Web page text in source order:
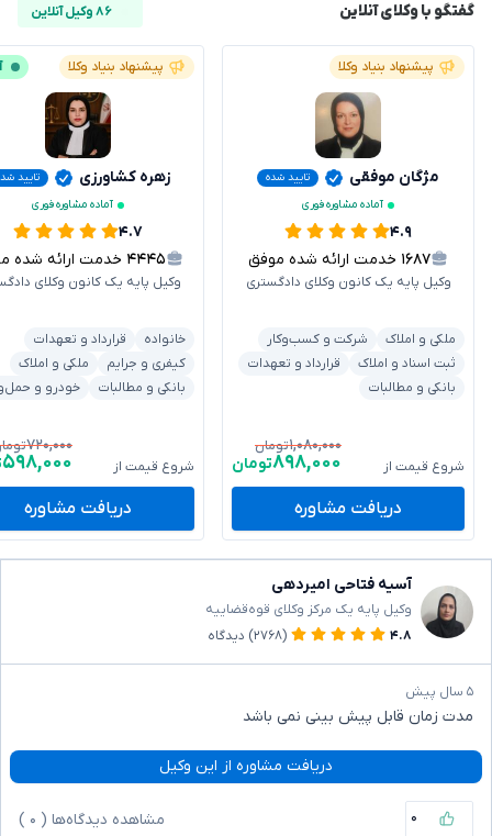
گفتگو با وکلای آنلاین ۸۶ وکیل آنلاین
پیشنهاد بنیاد وکلا
مژگان موفقی
تایید شده
آماده مشاوره فوری
۴.۹
۱۶۸۷ خدمت ارائه شده موفق
وکیل پایه یک کانون وکلای دادگستری
ملکی و املاک
شرکت و کسب‌وکار
ثبت اسناد و املاک
قرارداد و تعهدات
بانکی و مطالبات
شروع قیمت از
۱,۰۸۰,۰۰۰تومان
۸۹۸,۰۰۰تومان
دریافت مشاوره
پیشنهاد بنیاد وکلا
زهره کشاورزی
تایید
آماده مشاوره فوری
۴.۷
۴۴۴۵ خدمت ارائه شده موفق
وکیل پایه یک کانون وکلای
خانواده
قرارداد و تعهدات
کیفری و جرایم
ملکی و املاک
بانکی و مطالبات
خودرو و
شروع قیمت از
۷۲۰,۰۰۰
۵۹۸,۰۰۰
دریافت مشاوره
آسیه فتاحی امیردهی
وکیل پایه یک مرکز وکلای قوه‌قضاییه
۴.۸
(۲۷۶۸) دیدگاه
۵ سال پیش
مدت زمان قابل پیش بینی نمی باشد
دریافت مشاوره از این وکیل
۰ مشاهده دیدگاه‌ها ( ۰